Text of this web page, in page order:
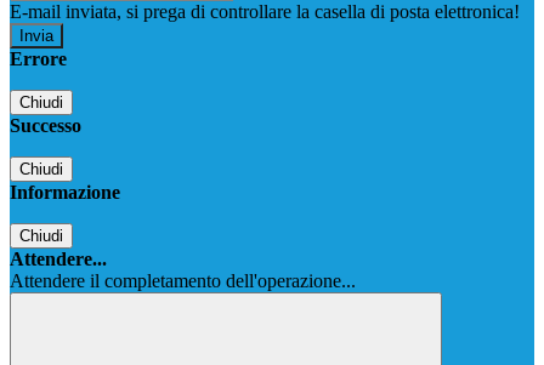
E-mail inviata, si prega di controllare la casella di posta elettronica!
Errore
Chiudi
Successo
Chiudi
Informazione
Chiudi
Attendere...
Attendere il completamento dell'operazione...